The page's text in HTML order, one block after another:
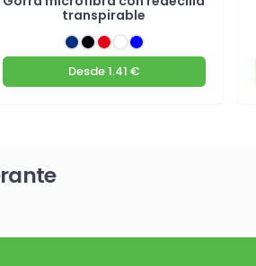
transpirable
Desde1.41 €